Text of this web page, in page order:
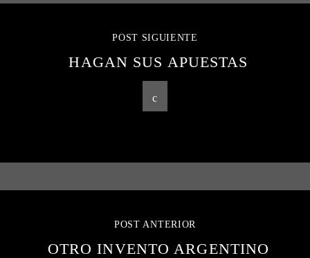
POST SIGUIENTE
HAGAN SUS APUESTAS
POST ANTERIOR
OTRO INVENTO ARGENTINO